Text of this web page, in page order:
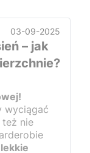
03-09-2025
– jak
wyciągać
nie